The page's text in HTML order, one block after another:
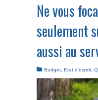
Ne vous
seulement
aussi au
Budget Etat d'esprit